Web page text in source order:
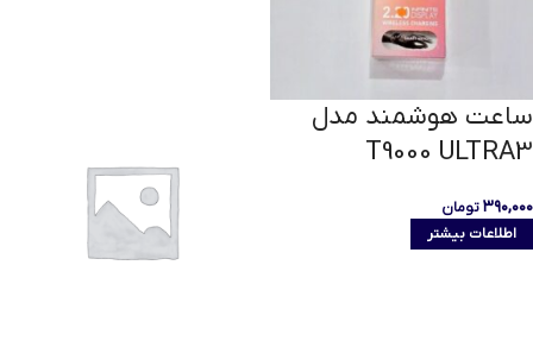
ساعت هوشمند مدل
T9000 ULTRA3
۳۹۰,۰۰۰تومان
اطلاعات بیشتر